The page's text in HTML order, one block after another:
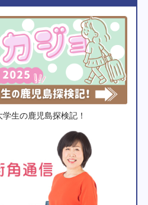
生の鹿児島探検記！